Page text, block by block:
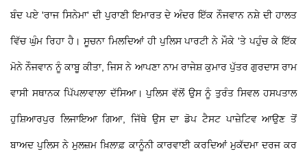
ਬੰਦ ਪਏ 'ਰਾਜ ਸਿਨੇਮਾ' ਦੀ ਪੁਰਾਣੀ ਇਮਾਰਤ ਦੇ ਅੰਦਰ ਇੱਕ ਨੌਜਵਾਨ ਨਸ਼ੇ ਦੀ ਹਾਲਤ
ਵਿੱਚ ਘੁੰਮ ਰਿਹਾ ਹੈ। ਸੂਚਨਾ ਮਿਲਦਿਆਂ ਹੀ ਪੁਲਿਸ ਪਾਰਟੀ ਨੇ ਮੌਕੇ 'ਤੇ ਪਹੁੰਚ ਕੇ ਇੱਕ
ਮੋਨੇ ਨੌਜਵਾਨ ਨੂੰ ਕਾਬੂ ਕੀਤਾ, ਜਿਸ ਨੇ ਆਪਣਾ ਨਾਮ ਰਾਜੇਸ਼ ਕੁਮਾਰ ਪੁੱਤਰ ਗੁਰਦਾਸ ਰਾਮ
ਵਾਸੀ ਸਥਾਨਕ ਪਿੱਪਲਾਵਾਲਾ ਦੱਸਿਆ। ਪੁਲਿਸ ਵੱਲੋਂ ਉਸ ਨੂੰ ਤੁਰੰਤ ਸਿਵਲ ਹਸਪਤਾਲ
ਹੁਸ਼ਿਆਰਪੁਰ ਲਿਜਾਇਆ ਗਿਆ, ਜਿੱਥੇ ਉਸ ਦਾ ਡੋਪ ਟੈਸਟ ਪਾਜ਼ੇਟਿਵ ਆਉਣ ਤੋਂ
ਬਾਅਦ ਪੁਲਿਸ ਨੇ ਮੁਲਜ਼ਮ ਖ਼ਿਲਾਫ਼ ਕਾਨੂੰਨੀ ਕਾਰਵਾਈ ਕਰਦਿਆਂ ਮੁਕੱਦਮਾ ਦਰਜ ਕਰ